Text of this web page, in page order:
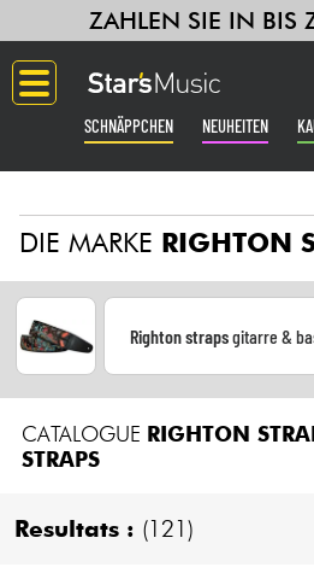
ZAHLEN SIE IN BIS
SCHNÄPPCHEN NEUHEITEN
Gitarre & Bass
Verstärker & Effekte
Klaviere & Piano
Synths & samplers
DIE MARKE RIGHTON
Righton strapsgitarre &
CATALOGUE RIGHTON
STRAPS
Resultats : (121)